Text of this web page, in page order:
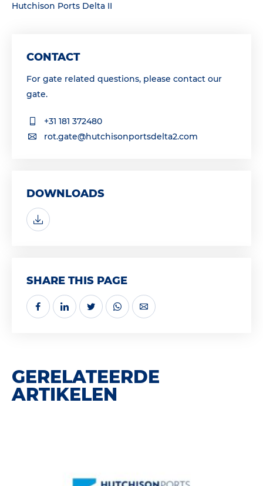
Hutchison Ports Delta II
CONTACT
For gate related questions, please contact our
gate.
+31 181 372480
rot.gate@hutchisonportsdelta2.com
DOWNLOADS
SHARE THIS PAGE
GERELATEERDE
ARTIKELEN